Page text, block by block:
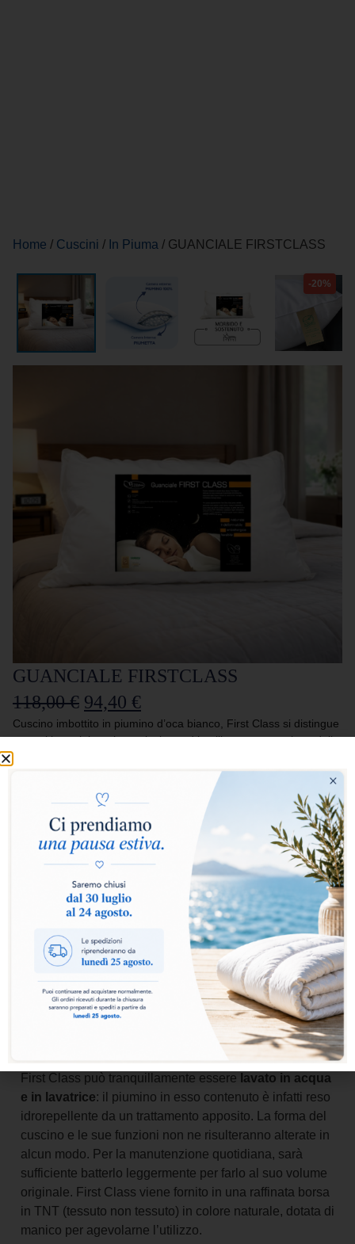
Home / Cuscini / In Piuma / GUANCIALE FIRSTCLASS
-20%
GUANCIALE FIRSTCLASS
118,00€ 94,40 €
Cuscino imbottito in piumino d’oca bianco, First Class si distingue
tra tutti i cuscini per la particolare ed intelligente costruzione della
fodera, studiata in modo da dare sostegno e morbidezza al
Aggiungi al carrello
Per questa sua peculiarità, First Class viene anche
definitoguanciale a due camere
: al suo interno, il
cuore è realizzato con piuma e piccole piumette d’oca,
per donare un sicuro appoggio. La parte esterna, con la
morbidezza caratteristica del puro piumino d’oca,
compensa e completa il rigore dell’interno, accogliendo
la tua testa come in una soffice carezza e rendendo
questo cuscino adatto a qualsiasi posizione del sonno.
First Class non è un guanciale come gli altri: frutto
dell’esperienza e dello studio sui materiali, racchiude in
sé sperimentazione e conoscenza, rimanendo un
Igienico ed antiallergico,
First Class può tranquillamente essere lavato in acqua
e in lavatrice: il piumino in esso contenuto è infatti reso
idrorepellente da un trattamento apposito. La forma del
cuscino e le sue funzioni non ne risulteranno alterate in
alcun modo. Per la manutenzione quotidiana, sarà
sufficiente batterlo leggermente per farlo al suo volume
originale. First Class viene fornito in una raffinata borsa
in TNT (tessuto non tessuto) in colore naturale, dotata di
manico per agevolarne l’utilizzo.